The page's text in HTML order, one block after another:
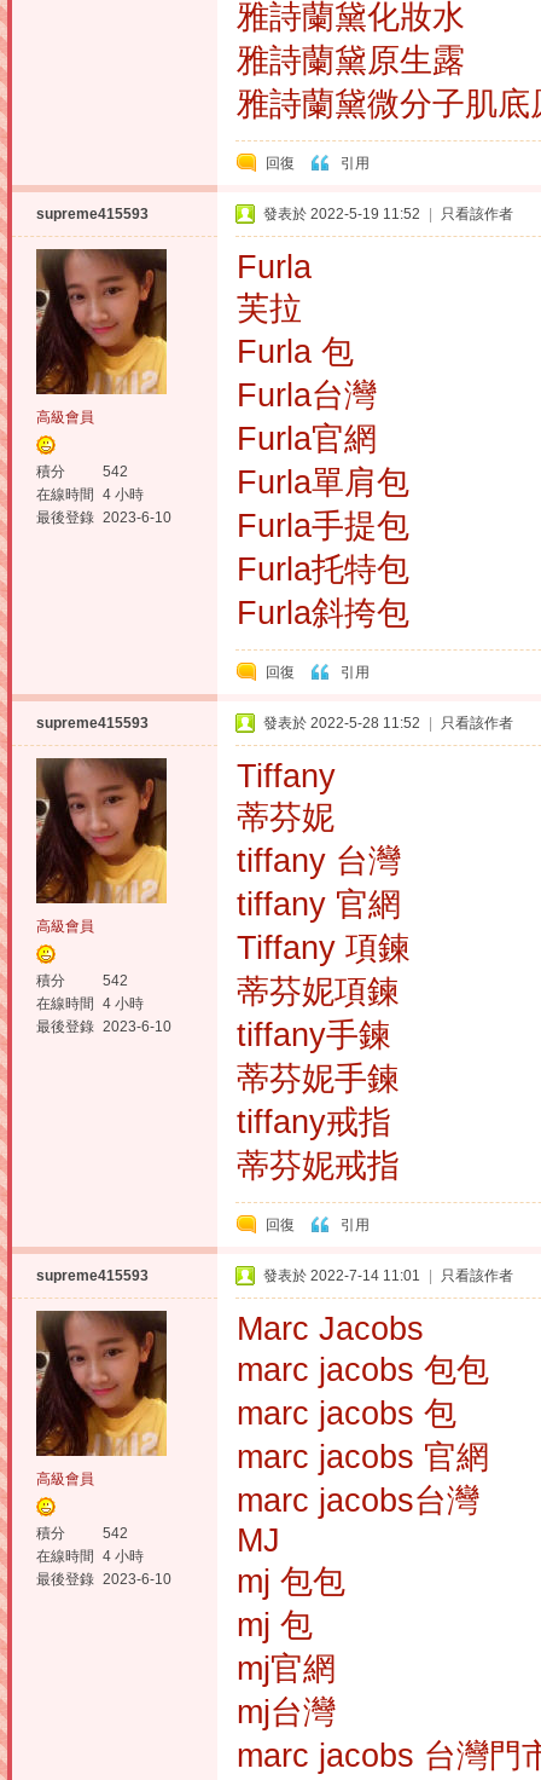
雅詩蘭黛化妝水
雅詩蘭黛原生露
雅詩蘭黛微分子肌底
回復 引用
supreme415593
高級會員
積分
542
在線時間
4 小時
最後登錄 2023-6-10
發表於 2022-5-19 11:52 只看該作者
Furla
芙拉
Furla 包
Furla台灣
Furla官網
Furla單肩包
Furla手提包
Furla托特包
Furla斜挎包
回復 引用
supreme415593
高級會員
積分
542
在線時間
4 小時
最後登錄 2023-6-10
發表於 2022-5-28 11:52 只看該作者
Tiffany
蒂芬妮
tiffany 台灣
tiffany 官網
Tiffany 項鍊
蒂芬妮項鍊
tiffany手鍊
蒂芬妮手鍊
tiffany戒指
蒂芬妮戒指
回復 引用
supreme415593
高級會員
積分
542
在線時間
4 小時
最後登錄 2023-6-10
發表於 2022-7-14 11:01 只看該作者
Marc Jacobs
marc jacobs 包包
marc jacobs 包
marc jacobs 官網
marc jacobs台灣
MJ
mj 包包
mj 包
mj官網
mj台灣
marc jacobs 台灣門